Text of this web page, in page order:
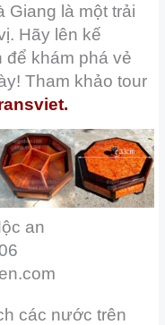
Giang là một trải
Hãy lên kế
để khám phá vẻ
Tham khảo tour
an
các nước trên